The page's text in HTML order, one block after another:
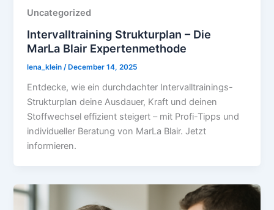
Uncategorized
Intervalltraining Strukturplan – Die
MarLa Blair Expertenmethode
lena_klein /December 14, 2025
Entdecke, wie ein durchdachter Intervalltrainings-
Strukturplan deine Ausdauer, Kraft und deinen
Stoffwechsel effizient steigert – mit Profi-Tipps und
individueller Beratung von MarLa Blair. Jetzt
informieren.